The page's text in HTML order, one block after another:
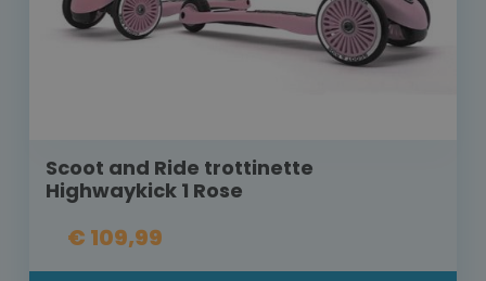
Scoot and Ride trottinette
Highwaykick 1 Rose
€ 109,99